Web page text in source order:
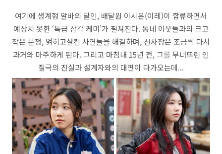
여기에 생계형 알바의 달인, 배달원 이시온(이레)이 합류하면서
예상치 못한 ‘특급 삼각 케미’가 펼쳐진다. 동네 이웃들과의 크고
작은 분쟁, 얽히고설킨 사연들을 해결하며, 신사장은 조금씩 다시
과거와 마주하게 된다. 그리고 마침내 15년 전, 그를 무너뜨린 인
질극의 진실과 설계자와의 대면이 다가오는데...